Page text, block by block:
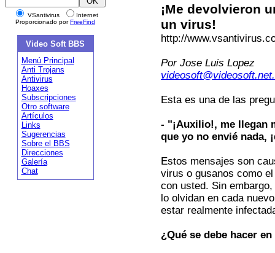
VSantivirus
Internet
Proporcionado porFreeFind
Video Soft BBS
Menú Principal
Anti Trojans
Antivirus
Hoaxes
Subscripciones
Otro software
Artículos
Links
Sugerencias
Sobre el BBS
Direcciones
Galería
Chat
¡Me devolvieron
un virus!
http://
Por Jose Luis Lopez
Esta es una de las
- "¡Auxilio!, me llegan
que yo no envié nada,
Estos mensajes son
virus o gusanos como
con usted. Sin
lo olvidan en cada
estar realmente
¿Qué se debe hacer